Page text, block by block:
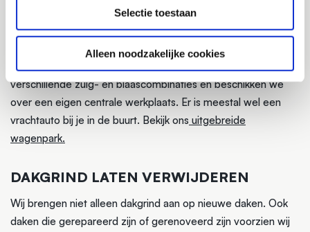
Selectie toestaan
Alleen noodzakelijke cookies
UITGEBREID WAGENPARK
Momenteel bestaat ons wagenpark uit maar liefst 20
verschillende zuig- en blaascombinaties en beschikken we
over een eigen centrale werkplaats. Er is meestal wel een
vrachtauto bij je in de buurt. Bekijk ons uitgebreide
wagenpark.
DAKGRIND LATEN VERWIJDEREN
Wij brengen niet alleen dakgrind aan op nieuwe daken. Ook
daken die gerepareerd zijn of gerenoveerd zijn voorzien wij